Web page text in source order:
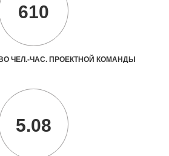
610
ЧЕЛ.-ЧАС. ПРОЕКТНОЙ КОМАНДЫ
5.08